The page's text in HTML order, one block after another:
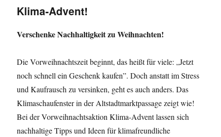
Klima-Advent!
Verschenke Nachhaltigkeit zu Weihnachten!
Die Vorweihnachtszeit beginnt, das heißt für viele: „Jetzt
noch schnell ein Geschenk kaufen”. Doch anstatt im Stress
und Kaufrausch zu versinken, geht es auch anders. Das
Klimaschaufenster in der Altstadtmarktpassage zeigt wie!
Bei der Vorweihnachtsaktion Klima-Advent lassen sich
nachhaltige Tipps und Ideen für klimafreundliche